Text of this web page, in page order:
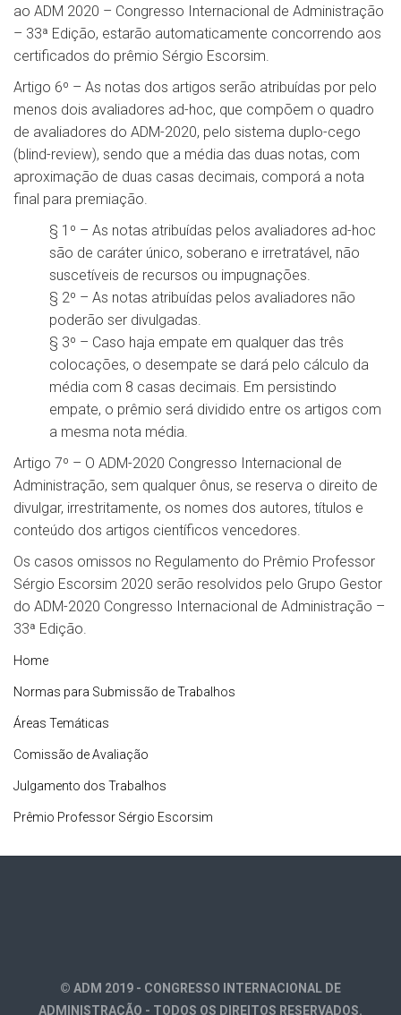
ao ADM 2020 – Congresso Internacional de Administração
– 33ª Edição, estarão automaticamente concorrendo aos
certificados do prêmio Sérgio Escorsim.
Artigo 6º – As notas dos artigos serão atribuídas por pelo
menos dois avaliadores ad-hoc, que compõem o quadro
de avaliadores do ADM-2020, pelo sistema duplo-cego
(blind-review), sendo que a média das duas notas, com
aproximação de duas casas decimais, comporá a nota
final para premiação.
§ 1º – As notas atribuídas pelos avaliadores ad-hoc
são de caráter único, soberano e irretratável, não
suscetíveis de recursos ou impugnações.
§ 2º – As notas atribuídas pelos avaliadores não
poderão ser divulgadas.
§ 3º – Caso haja empate em qualquer das três
colocações, o desempate se dará pelo cálculo da
média com 8 casas decimais. Em persistindo
empate, o prêmio será dividido entre os artigos com
a mesma nota média.
Artigo 7º – O ADM-2020 Congresso Internacional de
Administração, sem qualquer ônus, se reserva o direito de
divulgar, irrestritamente, os nomes dos autores, títulos e
conteúdo dos artigos científicos vencedores.
Os casos omissos no Regulamento do Prêmio Professor
Sérgio Escorsim 2020 serão resolvidos pelo Grupo Gestor
do ADM-2020 Congresso Internacional de Administração –
33ª Edição.
Home
Normas para Submissão de Trabalhos
Áreas Temáticas
Comissão de Avaliação
Julgamento dos Trabalhos
Prêmio Professor Sérgio Escorsim
© ADM 2019 - CONGRESSO INTERNACIONAL DE
ADMINISTRAÇÃO - TODOS OS DIREITOS RESERVADOS.